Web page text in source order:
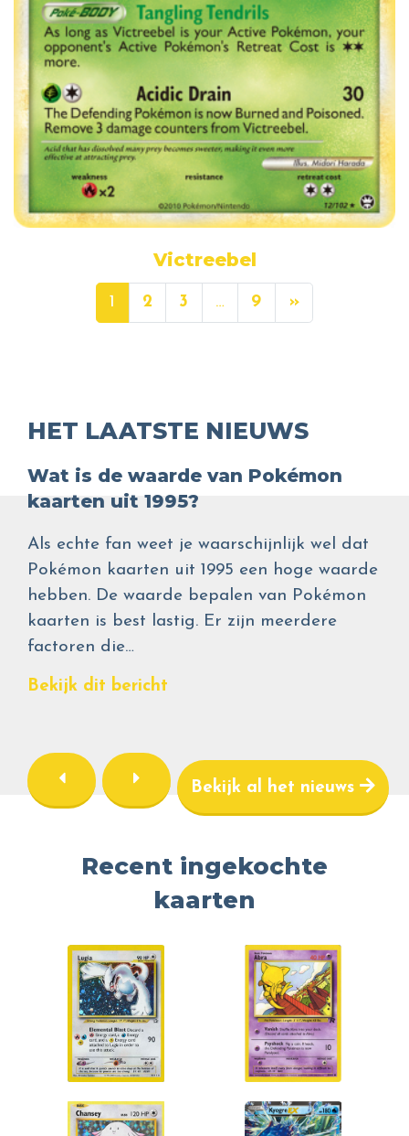
Victreebel
1 2 3 … 9 »
HET LAATSTE NIEUWS
Wat is de waarde van Pokémon
kaarten uit 1995?
Als echte fan weet je waarschijnlijk wel dat
Pokémon kaarten uit 1995 een hoge waarde
hebben. De waarde bepalen van Pokémon
kaarten is best lastig. Er zijn meerdere
factoren die…
Bekijk dit bericht
Bekijk al het nieuws
Recent ingekochte
kaarten